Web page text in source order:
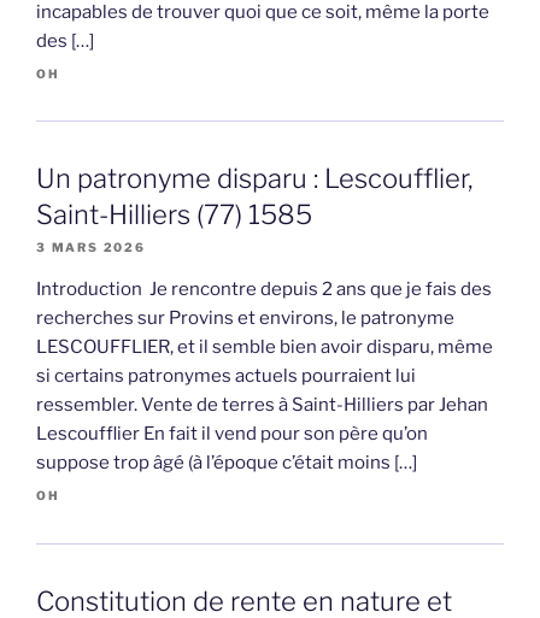
incapables de trouver quoi que ce soit, même la porte
des […]
OH
Un patronyme disparu : Lescoufflier,
Saint-Hilliers (77) 1585
3 MARS 2026
Introduction Je rencontre depuis 2 ans que je fais des
recherches sur Provins et environs, le patronyme
LESCOUFFLIER, et il semble bien avoir disparu, même
si certains patronymes actuels pourraient lui
ressembler. Vente de terres à Saint-Hilliers par Jehan
Lescoufflier En fait il vend pour son père qu’on
suppose trop âgé (à l’époque c’était moins […]
OH
Constitution de rente en nature et